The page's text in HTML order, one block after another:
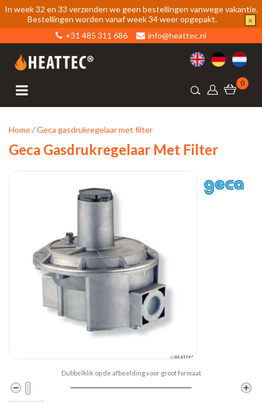
In week 32 en 33 verzenden we geen bestellingen vanwege vakantie.
Bestellingen worden vanaf week 34 weer opgepakt.
×
+31 485 311 686
info@heattec.nl
0
Home/Geca gasdrukregelaar met filter
Geca Gasdrukregelaar Met Filter
Dubbelklik op de afbeelding voor groot formaat